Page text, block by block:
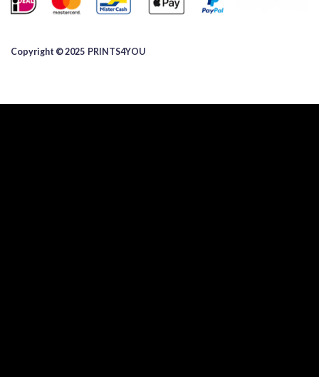
Copyright © 2025 ​PRINTS4YOU